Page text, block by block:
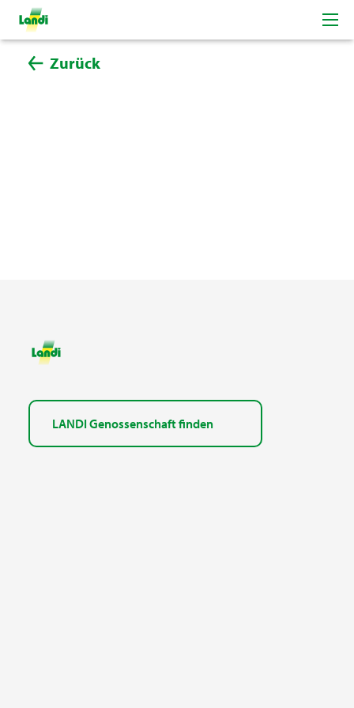
Zurück
LANDI Genossenschaft finden